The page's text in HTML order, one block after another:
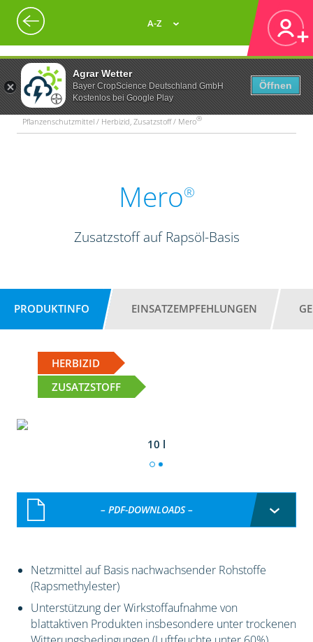
Agrar Wetter
Bayer CropScience Deutschland GmbH
Kostenlos bei Google Play
Öffnen
A-Z
Pflanzenschutzmittel / Herbizid, Zusatzstoff / Mero®
Mero®
Zusatzstoff auf Rapsöl-Basis
PRODUKTINFO EINSATZEMPFEHLUNGEN
HERBIZID
ZUSATZSTOFF
10 l
– PDF-DOWNLOADS –
Netzmittel auf Basis nachwachsender Rohstoffe
(Rapsmethylester)
Unterstützung der Wirkstoffaufnahme von
blattaktiven Produkten insbesondere unter trockenen